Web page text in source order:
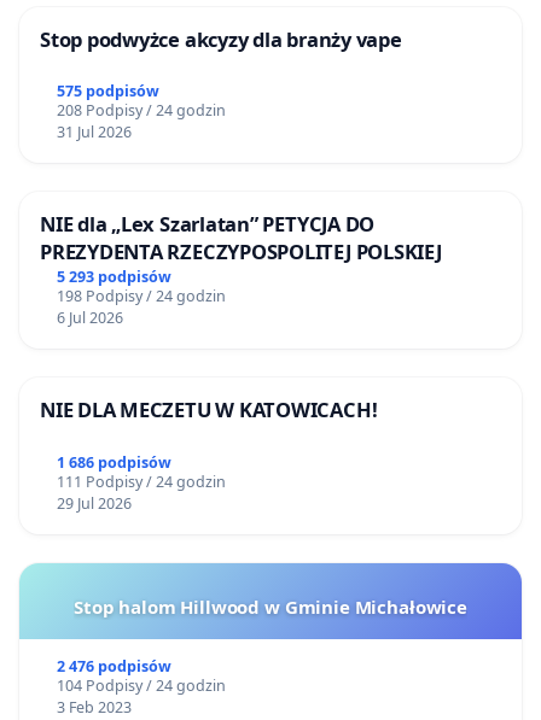
Stop podwyżce akcyzy dla branży vape
575 podpisów
208 Podpisy / 24 godzin
31 Jul 2026
NIE dla „Lex Szarlatan” PETYCJA DO
PREZYDENTA RZECZYPOSPOLITEJ POLSKIEJ
5 293 podpisów
198 Podpisy / 24 godzin
6 Jul 2026
NIE DLA MECZETU W KATOWICACH!
1 686 podpisów
111 Podpisy / 24 godzin
29 Jul 2026
Stop halom Hillwood w Gminie Michałowice
2 476 podpisów
104 Podpisy / 24 godzin
3 Feb 2023